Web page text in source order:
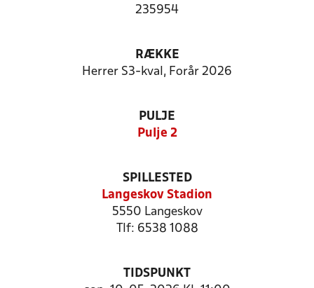
235954
RÆKKE
Herrer S3-kval, Forår 2026
PULJE
Pulje 2
SPILLESTED
Langeskov Stadion
5550 Langeskov
Tlf: 6538 1088
TIDSPUNKT